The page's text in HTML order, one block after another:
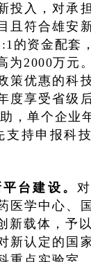
投入，对承
且符合雄安
的资金配套
为2000万元
策优惠的科
度享受省级
，单个企业
支持申报科
台建设。
医学中心、
新载体，予
新认定的国